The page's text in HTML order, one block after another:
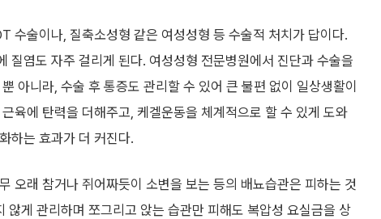
수술이나, 질축소성형 같은 여성성형 등 수술적 처치가 답이다.
질염도 자주 걸리게 된다. 여성성형 전문병원에서 진단과 수술을
아니라, 수술 후 통증도 관리할 수 있어 큰 불편 없이 일상생활이
육에 탄력을 더해주고, 케겔운동을 체계적으로 할 수 있게 도와
하는 효과가 더 커진다.
오래 참거나 쥐어짜듯이 소변을 보는 등의 배뇨습관은 피하는 것
게 관리하며 쪼그리고 앉는 습관만 피해도 복압성 요실금을 상